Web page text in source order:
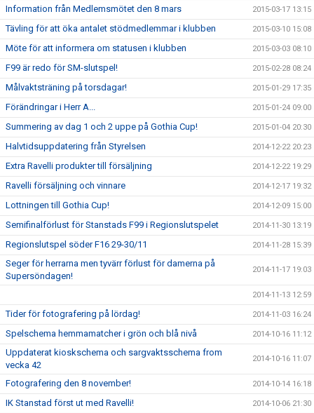
Information från Medlemsmötet den 8 mars 2015-03-17 13:15
Tävling för att öka antalet stödmedlemmar i klubben 2015-03-10 15:08
Möte för att informera om statusen i klubben 2015-03-03 08:10
F99 är redo för SM-slutspel! 2015-02-28 08:24
Målvaktsträning på torsdagar! 2015-01-29 17:35
Förändringar i Herr A... 2015-01-24 09:00
Summering av dag 1 och 2 uppe på Gothia Cup! 2015-01-04 20:30
Halvtidsuppdatering från Styrelsen 2014-12-22 20:23
Extra Ravelli produkter till försäljning 2014-12-22 19:29
Ravelli försäljning och vinnare 2014-12-17 19:32
Lottningen till Gothia Cup! 2014-12-09 15:00
Semifinalförlust för Stanstads F99 i Regionslutspelet 2014-11-30 13:19
Regionslutspel söder F16 29-30/11 2014-11-28 15:39
Seger för herrarna men tyvärr förlust för damerna på
Supersöndagen!
2014-11-17 19:03
2014-11-13 12:59
Tider för fotografering på lördag! 2014-11-03 16:24
Spelschema hemmamatcher i grön och blå nivå 2014-10-16 11:12
Uppdaterat kioskschema och sargvaktsschema from
vecka 42
2014-10-16 11:07
Fotografering den 8 november! 2014-10-14 16:18
IK Stanstad först ut med Ravelli! 2014-10-06 21:30